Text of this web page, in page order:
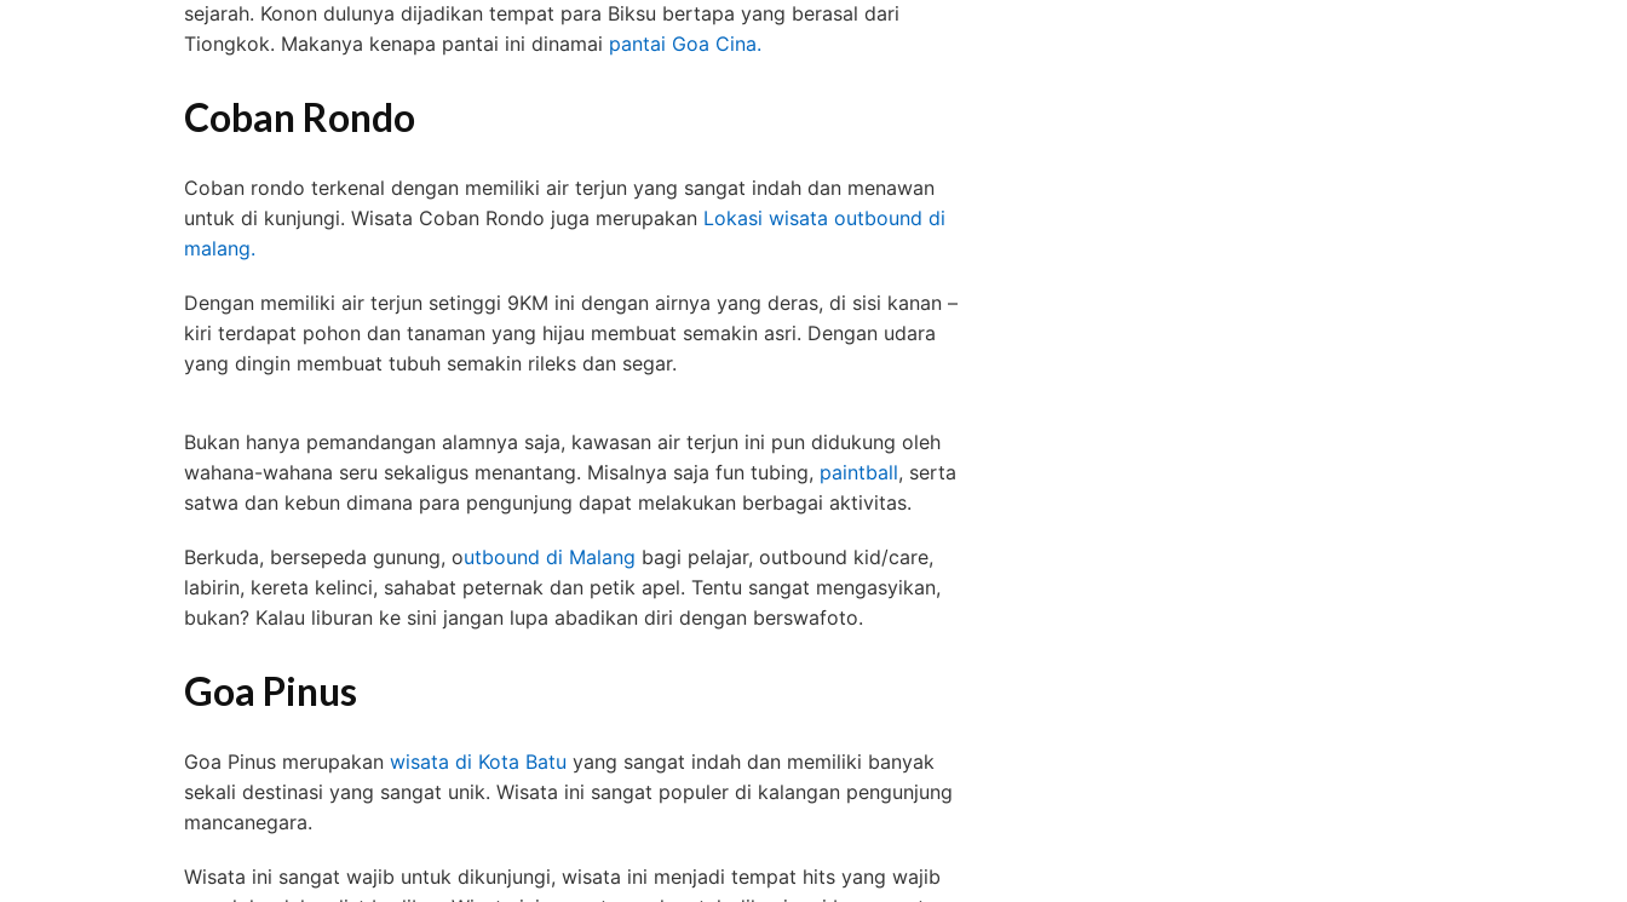
sejarah. Konon dulunya dijadikan tempat para Biksu bertapa yang berasal dari
Tiongkok. Makanya kenapa pantai ini dinamai pantai Goa Cina.
Coban Rondo
Coban rondo terkenal dengan memiliki air terjun yang sangat indah dan menawan
untuk di kunjungi. Wisata Coban Rondo juga merupakan Lokasi wisata outbound di
malang.
Dengan memiliki air terjun setinggi 9KM ini dengan airnya yang deras, di sisi kanan –
kiri terdapat pohon dan tanaman yang hijau membuat semakin asri. Dengan udara
yang dingin membuat tubuh semakin rileks dan segar.
Bukan hanya pemandangan alamnya saja, kawasan air terjun ini pun didukung oleh
wahana-wahana seru sekaligus menantang. Misalnya saja fun tubing, paintball, serta
satwa dan kebun dimana para pengunjung dapat melakukan berbagai aktivitas.
Berkuda, bersepeda gunung, outbound di Malang bagi pelajar, outbound kid/care,
labirin, kereta kelinci, sahabat peternak dan petik apel. Tentu sangat mengasyikan,
bukan? Kalau liburan ke sini jangan lupa abadikan diri dengan berswafoto.
Goa Pinus
Goa Pinus merupakan wisata di Kota Batu yang sangat indah dan memiliki banyak
sekali destinasi yang sangat unik. Wisata ini sangat populer di kalangan pengunjung
mancanegara.
Wisata ini sangat wajib untuk dikunjungi, wisata ini menjadi tempat hits yang wajib